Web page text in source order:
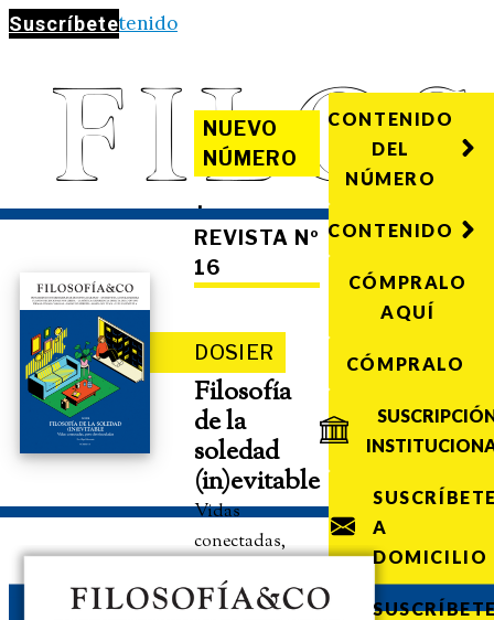
Suscríbete
Saltar al contenido
NUEVO
NÚMERO
·
REVISTA Nº
16
DOSIER
Filosofía
de la
soledad
(in)evitable
Vidas
conectadas,
desvinculadas
CONTENIDO
DEL
NÚMERO
CONTENIDO
CÓMPRALO
AQUÍ
CÓMPRALO
A
DOMICILIO